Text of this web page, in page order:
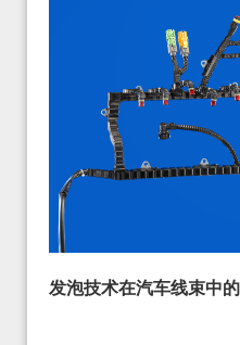
发泡技术在汽车线束中